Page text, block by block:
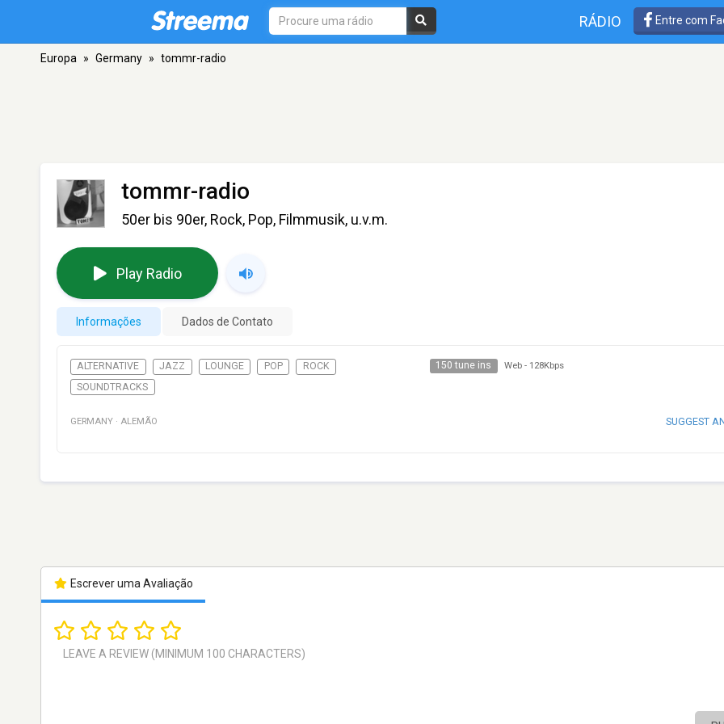
RÁDIO Entre com
Europa » Germany » tommr-radio
tommr-radio
50er bis 90er, Rock, Pop, Filmmusik, u.v.m.
Play Radio
Informações Dados de Contato
ALTERNATIVE JAZZ LOUNGE POP
ROCK
SOUNDTRACKS
150 tune ins Web - 128Kbps
GERMANY · ALEMÃO SUGGEST
Escrever uma Avaliação